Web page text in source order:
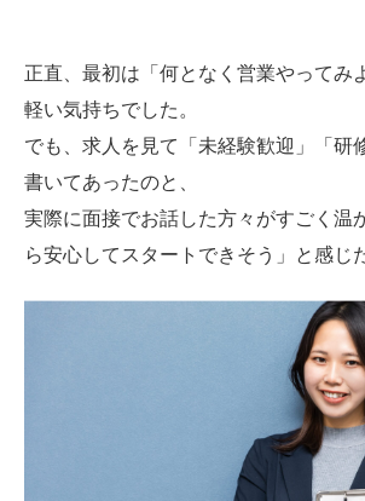
正直、最初は「何となく営業やってみ
軽い気持ちでした。
でも、求人を見て「未経験歓迎」「研
書いてあったのと、
実際に面接でお話した方々がすごく温
ら安心してスタートできそう」と感じ